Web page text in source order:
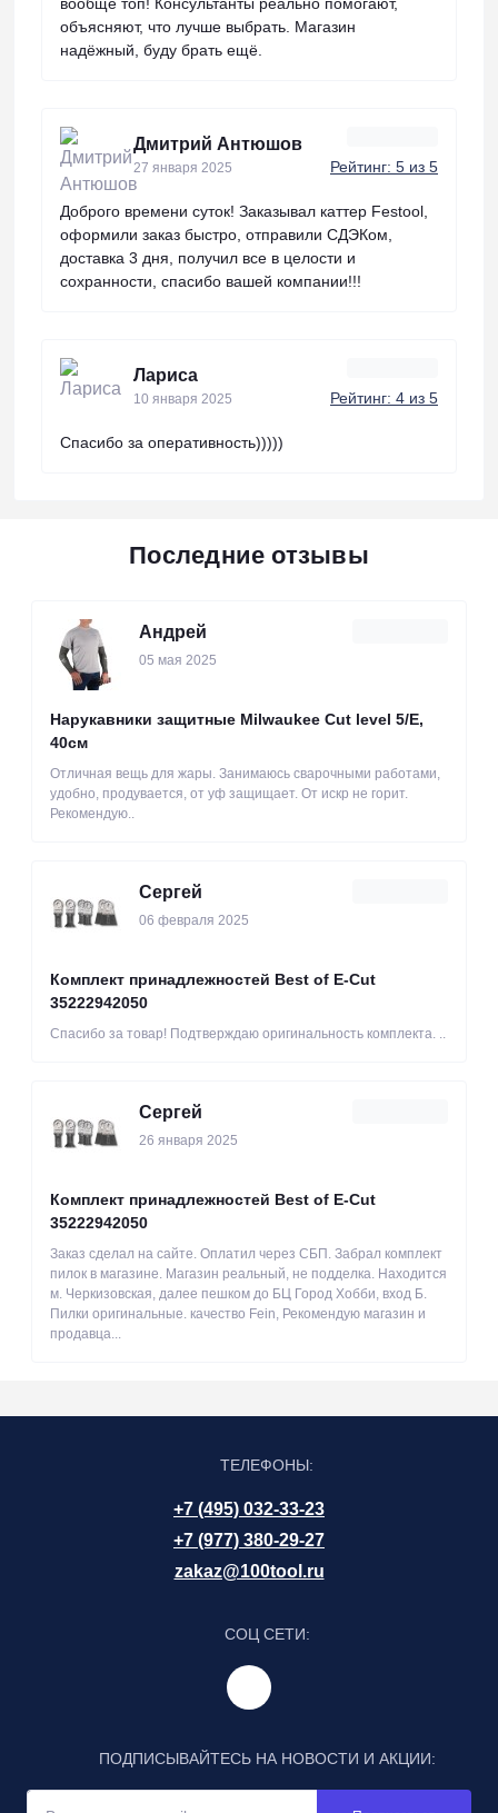
объясняют, что лучше выбрать. Магазин
надёжный, буду брать ещё.
Дмитрий Антюшов
27 января 2025 Рейтинг: 5 из 5
Доброго времени суток! Заказывал каттер Festool,
оформили заказ быстро, отправили СДЭКом,
доставка 3 дня, получил все в целости и
сохранности, спасибо вашей компании!!!
Лариса
10 января 2025 Рейтинг: 4 из 5
Спасибо за оперативность)))))
Последние отзывы
Андрей
05 мая 2025
Нарукавники защитные Milwaukee Cut level 5/Е,
40см
Отличная вещь для жары. Занимаюсь сварочными работами,
удобно, продувается, от уф защищает. От искр не горит.
Рекомендую..
Сергей
06 февраля 2025
Комплект принадлежностей Best of E-Cut
35222942050
Спасибо за товар! Подтверждаю оригинальность комплекта. ..
Сергей
26 января 2025
Комплект принадлежностей Best of E-Cut
35222942050
Заказ сделал на сайте. Оплатил через СБП. Забрал комплект
пилок в магазине. Магазин реальный, не подделка. Находится
м. Черкизовская, далее пешком до БЦ Город Хобби, вход Б.
Пилки оригинальные. качество Fein, Рекомендую магазин и
продавца...
ТЕЛЕФОНЫ:
+7 (495) 032-33-23
+7 (977) 380-29-27
zakaz@100tool.ru
СОЦ СЕТИ:
ПОДПИСЫВАЙТЕСЬ НА НОВОСТИ И АКЦИИ: